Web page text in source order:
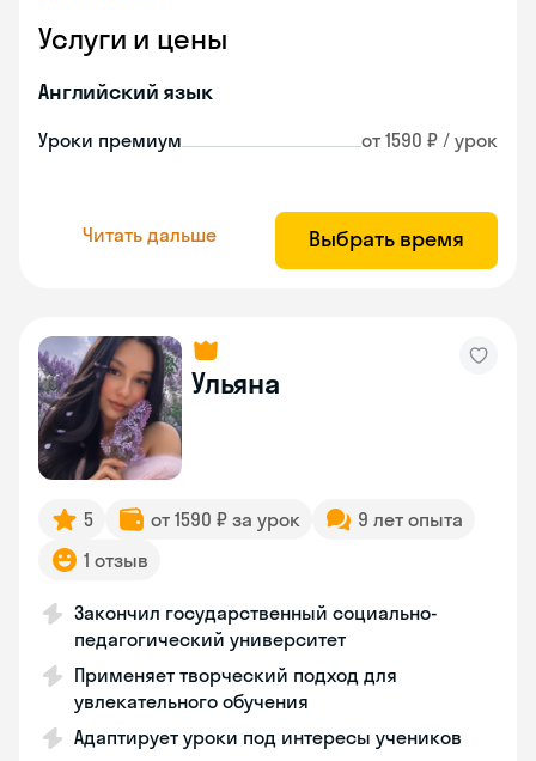
Услуги и цены
Английский язык
Уроки премиум от 1590 ₽ / урок
Читать дальше Выбрать время
Ульяна
5 от 1590 ₽ за урок
9 лет опыта
1 отзыв
Закончил государственный социально-
педагогический университет
Применяет творческий подход для
увлекательного обучения
Адаптирует уроки под интересы учеников